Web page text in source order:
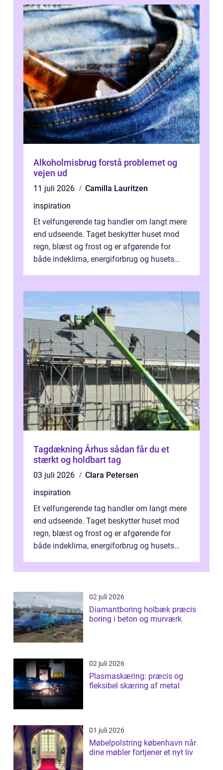
Alkoholmisbrug forstå problemet og
vejen ud
11 juli 2026
Camilla Lauritzen
inspiration
Et velfungerende tag handler om langt mere
end udseende. Taget beskytter huset mod
regn, blæst og frost og er afgørende for
både indeklima, energiforbrug og husets
Tagdækning Århus sådan får du et
stærkt og holdbart tag
03 juli 2026
Clara Petersen
inspiration
Et velfungerende tag handler om langt mere
end udseende. Taget beskytter huset mod
regn, blæst og frost og er afgørende for
både indeklima, energiforbrug og husets
02 juli 2026
Diamantboring holbæk præcis
boring i beton og murværk
02 juli 2026
Plasmaskæring: præcis og
fleksibel skæring af metal
01 juli 2026
Møbelpolstring københavn når
dine møbler fortjener et nyt liv